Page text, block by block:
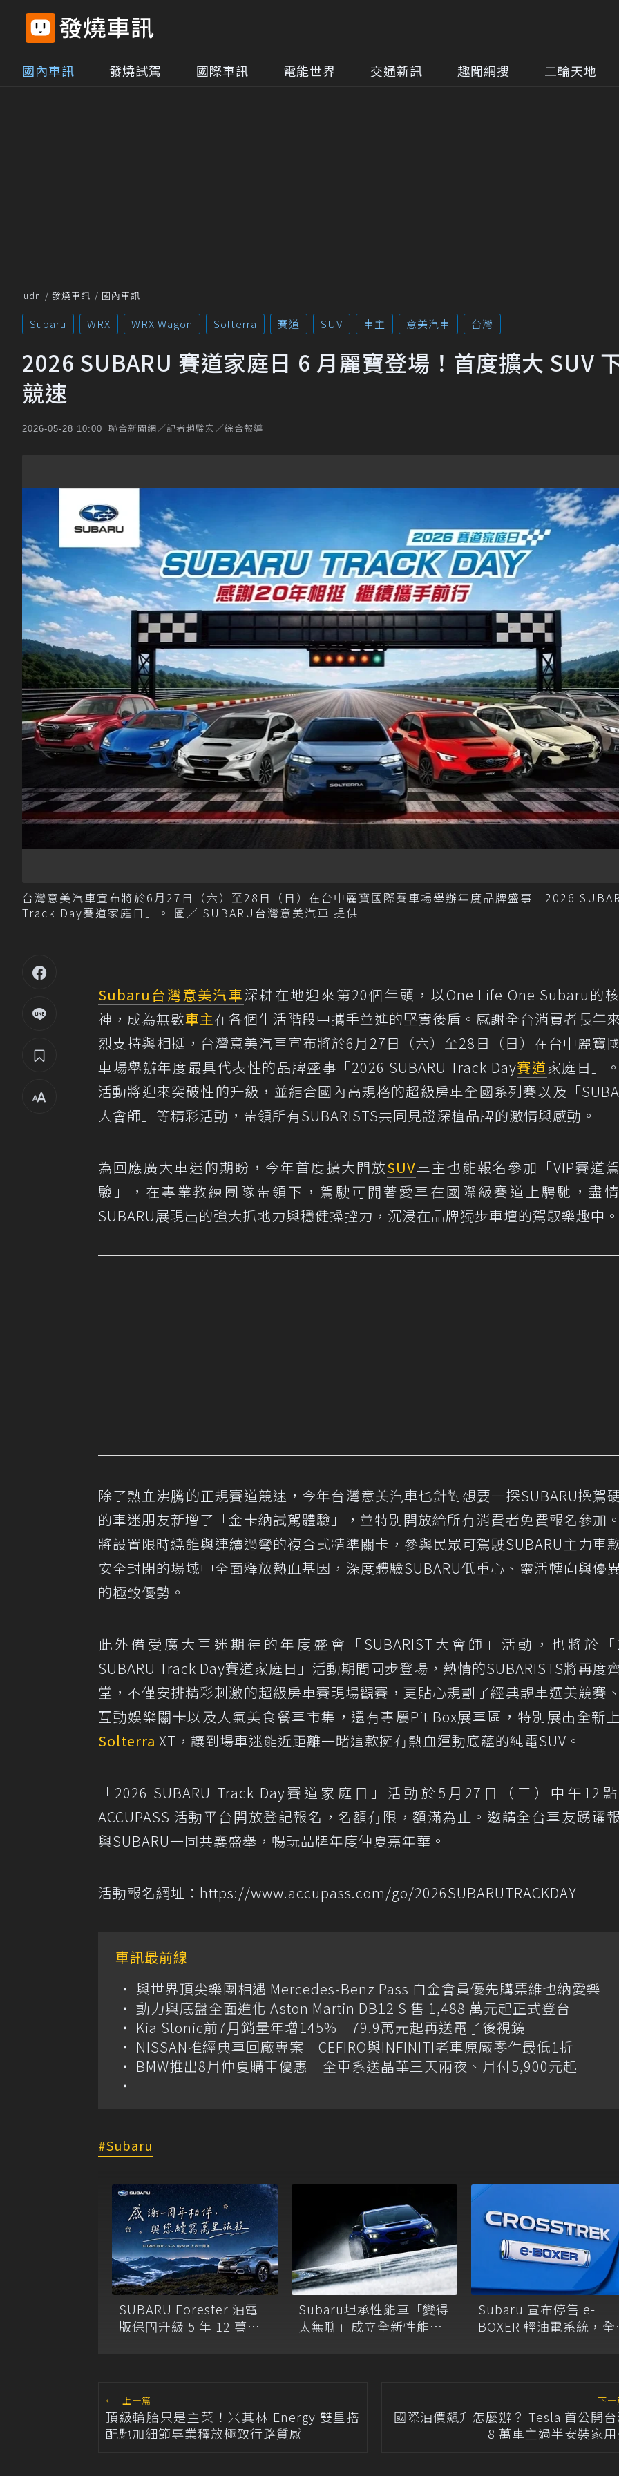
國內車訊 發燒試駕 國際車訊 電能世界 交通新訊 趣聞網搜 二輪天地
udn 發燒車訊 國內車訊
Subaru WRX WRX Wagon Solterra 賽道 SUV 車主 意美汽車 台灣
2026 SUBARU 賽道家庭日 6 月麗寶登場！首度擴大 SUV
競速
2026-05-28 10:00 聯合新聞網／記者趙駿宏／綜合報導
台灣意美汽車宣布將於6月27日（六）至28日（日）在台中麗寶國際賽車場舉辦年度品牌盛事「2026
Track Day賽道家庭日」。 圖／ SUBARU台灣意美汽車 提供
Subaru 台灣意美汽車深耕在地迎來第20個年頭，以One Life One Subaru的
神，成為無數車主在各個生活階段中攜手並進的堅實後盾。感謝全台消費者長年
烈支持與相挺，台灣意美汽車宣布將於6月27日（六）至28日（日）在台中麗寶
車場舉辦年度最具代表性的品牌盛事「2026 SUBARU Track Day賽道家庭日」
活動將迎來突破性的升級，並結合國內高規格的超級房車全國系列賽以及「
大會師」等精彩活動，帶領所有SUBARISTS共同見證深植品牌的激情與感動。
為回應廣大車迷的期盼，今年首度擴大開放SUV車主也能報名參加「VIP賽道
驗」，在專業教練團隊帶領下，駕駛可開著愛車在國際級賽道上騁馳，盡
SUBARU展現出的強大抓地力與穩健操控力，沉浸在品牌獨步車壇的駕馭樂趣中。
除了熱血沸騰的正規賽道競速，今年台灣意美汽車也針對想要一探SUBARU操駕
的車迷朋友新增了「金卡納試駕體驗」，並特別開放給所有消費者免費報名參加
將設置限時繞錐與連續過彎的複合式精準關卡，參與民眾可駕駛SUBARU主力車
安全封閉的場域中全面釋放熱血基因，深度體驗SUBARU低重心、靈活轉向與優
的極致優勢。
此外備受廣大車迷期待的年度盛會「SUBARIST大會師」活動，也將於「
SUBARU Track Day賽道家庭日」活動期間同步登場，熱情的SUBARISTS將再度
堂，不僅安排精彩刺激的超級房車賽現場觀賽，更貼心規劃了經典靚車選美競賽
互動娛樂關卡以及人氣美食餐車市集，還有專屬Pit Box展車區，特別展出全新
Solterra XT，讓到場車迷能近距離一睹這款擁有熱血運動底蘊的純電SUV。
「2026 SUBARU Track Day賽道家庭日」活動於5月27日（三）中午12
ACCUPASS 活動平台開放登記報名，名額有限，額滿為止。邀請全台車友踴躍
與SUBARU一同共襄盛舉，暢玩品牌年度仲夏嘉年華。
活動報名網址： https://www.accupass.com/go/2026SUBARUTRACKDAY
車訊最前線
與世界頂尖樂團相遇 Mercedes-Benz Pass 白金會員優先購票維也納愛樂
動力與底盤全面進化 Aston Martin DB12 S 售 1,488 萬元起正式登台
Kia Stonic前7月銷量年增145% 79.9萬元起再送電子後視鏡
NISSAN推經典車回廠專案 CEFIRO與INFINITI老車原廠零件最低1折
BMW推出8月仲夏購車優惠 全車系送晶華三天兩夜、月付5,900元起
Subaru
SUBARU Forester 油電
版保固升級 5 年 12 萬公
Subaru坦承性能車「變得
太無聊」成立全新性能部
Subaru 宣布停售 e-
BOXER 輕油電系統，全
← 上一篇
頂級輪胎只是主菜！米其林 Energy 雙星搭
配馳加細節專業釋放極致行路質感
下一
國際油價飆升怎麼辦？ Tesla 首公開
8 萬車主過半安裝家